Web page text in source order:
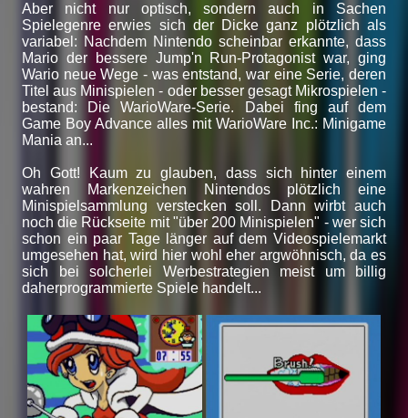
Aber nicht nur optisch, sondern auch in Sachen
Spielegenre erwies sich der Dicke ganz plötzlich als
variabel: Nachdem Nintendo scheinbar erkannte, dass
Mario der bessere Jump'n Run-Protagonist war, ging
Wario neue Wege - was entstand, war eine Serie, deren
Titel aus Minispielen - oder besser gesagt Mikrospielen -
bestand: Die WarioWare-Serie. Dabei fing auf dem
Game Boy Advance alles mit WarioWare Inc.: Minigame
Mania an...
Oh Gott! Kaum zu glauben, dass sich hinter einem
wahren Markenzeichen Nintendos plötzlich eine
Minispielsammlung verstecken soll. Dann wirbt auch
noch die Rückseite mit "über 200 Minispielen" - wer sich
schon ein paar Tage länger auf dem Videospielemarkt
umgesehen hat, wird hier wohl eher argwöhnisch, da es
sich bei solcherlei Werbestrategien meist um billig
daherprogrammierte Spiele handelt...